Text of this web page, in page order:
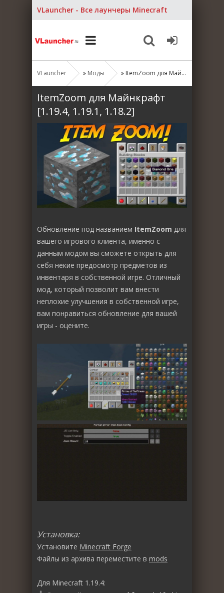
VLauncher - Все лаунчеры Minecraft
VLauncher » Моды » ItemZoom для Майнкрафт [1.19.4, 1.19.1, 1.18.2]
ItemZoom для Майнкрафт
[1.19.4, 1.19.1, 1.18.2]
Обновление под названием ItemZoom для
вашего игрового клиента, именно с
данным модом вы сможете открыть для
себя некие предосмотр предметов из
инвентаря в собственной игре. Отличный
мод, который позволит вам внести
неплохие улучшения в собственной игре,
вам понравиться обновление для вашей
игры - оцените.
Установка:
Установите Minecraft Forge
Файлы из архива переместите в mods
Для Minecraft 1.19.4: